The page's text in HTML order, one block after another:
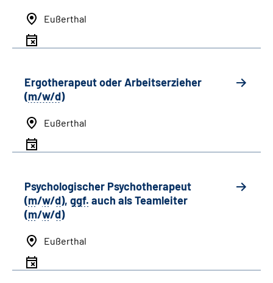
Eußerthal
Ergotherapeut oder Arbeitserzieher
(m/w/d)
Eußerthal
Psychologischer Psychotherapeut
(m/w/d), ggf. auch alsTeamleiter
(m/w/d)
Eußerthal